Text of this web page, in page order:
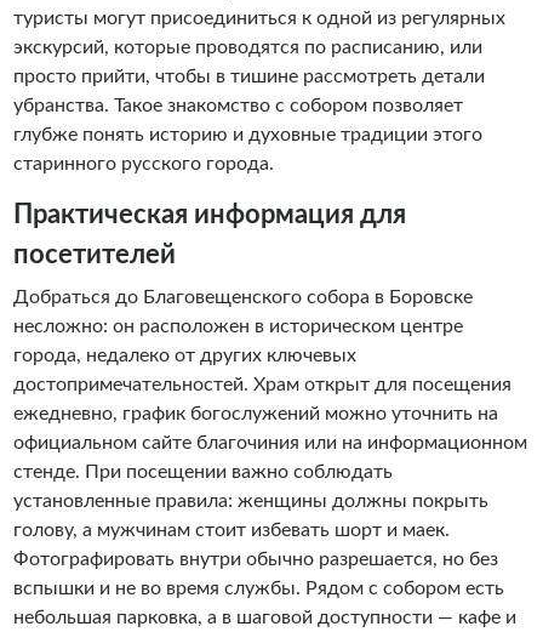
туристы могут присоединиться к одной из регулярных
экскурсий, которые проводятся по расписанию, или
просто прийти, чтобы в тишине рассмотреть детали
убранства. Такое знакомство с собором позволяет
глубже понять историю и духовные традиции этого
старинного русского города.
Практическая информация для
посетителей
Добраться до Благовещенского собора в Боровске
несложно: он расположен в историческом центре
города, недалеко от других ключевых
достопримечательностей. Храм открыт для посещения
ежедневно, график богослужений можно уточнить на
официальном сайте благочиния или на информационном
стенде. При посещении важно соблюдать
установленные правила: женщины должны покрыть
голову, а мужчинам стоит избевать шорт и маек.
Фотографировать внутри обычно разрешается, но без
вспышки и не во время службы. Рядом с собором есть
небольшая парковка, а в шаговой доступности — кафе и